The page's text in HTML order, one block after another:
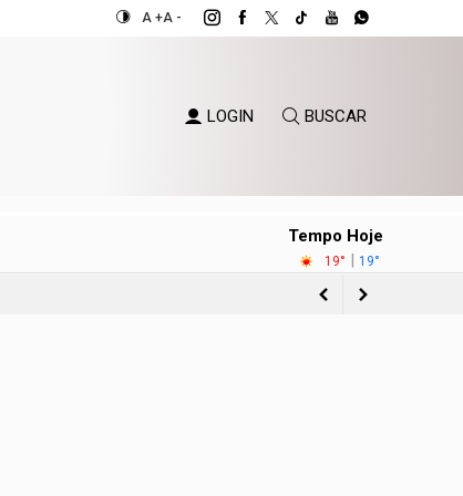
A +A -
LOGIN BUSCAR
Tempo Hoje
19° | 19°